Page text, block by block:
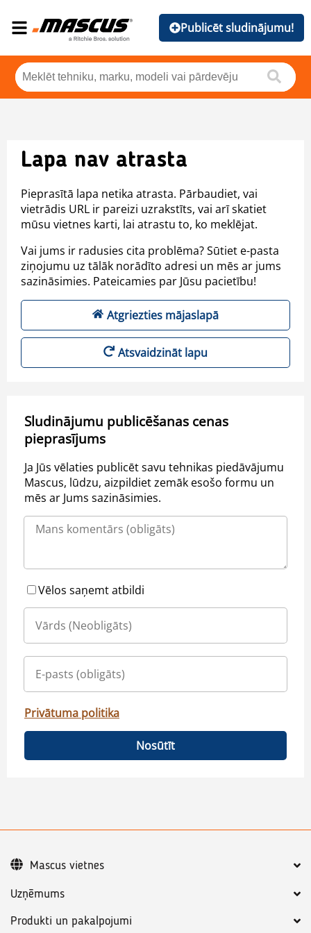
Publicēt sludinājumu!
Lapa nav atrasta
Pieprasītā lapa netika atrasta. Pārbaudiet, vai
vietrādis URL ir pareizi uzrakstīts, vai arī skatiet
mūsu vietnes karti, lai atrastu to, ko meklējat.
Vai jums ir radusies cita problēma? Sūtiet e-pasta
ziņojumu uz tālāk norādīto adresi un mēs ar jums
sazināsimies. Pateicamies par Jūsu pacietību!
Atgriezties mājaslapā
Atsvaidzināt lapu
Sludinājumu publicēšanas cenas
pieprasījums
Ja Jūs vēlaties publicēt savu tehnikas piedāvājumu
Mascus, lūdzu, aizpildiet zemāk esošo formu un
mēs ar Jums sazināsimies.
Vēlos saņemt atbildi
Privātuma politika
Nosūtīt
Uzņēmums
Produkti un pakalpojumi
Mascus vietnes